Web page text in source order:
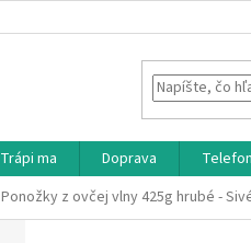
Trápi ma Doprava
Ponožky z ovčej vlny 425g hrubé -